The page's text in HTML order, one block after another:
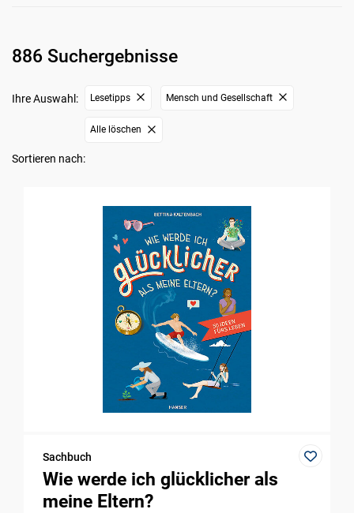
886 Suchergebnisse
Ihre Auswahl: Lesetipps Mensch und Gesellschaft
Alle löschen
Sortieren nach:
Sachbuch
Wie werde ich glücklicher als
meine Eltern?